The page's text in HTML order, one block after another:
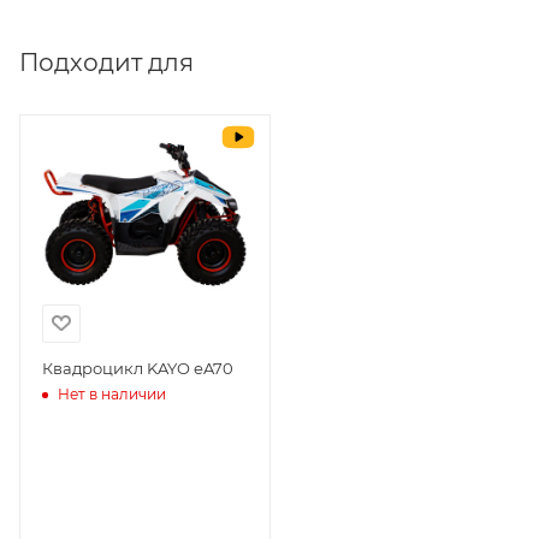
Уважаемые пользователи, в настоящем
которыми необходимо ознакомиться
покупателю, в случае приобретения
товара в нашем салоне. Здесь
размещены общие сведения по
решению возможных гарантийных
случаев и образцы необходимых для
гарантийные обязательства на
приобретаемую технику подробно
Подходит для
Квадроцикл KAYO еA70
Нет в наличии